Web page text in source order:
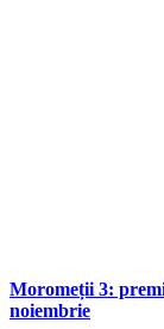
Moromeții 3:
noiembrie